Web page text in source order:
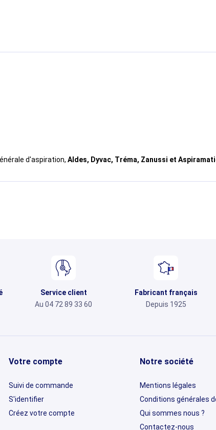
d'aspiration, Aldes, Dyvac, Tréma, Zanussi et
Service client
Au 04 72 89 33 60
Fabricant français
Depuis 1925
Votre compte
Suivi de commande
S'identifier
Créez votre compte
Notre société
Mentions légales
Conditions générales
Qui sommes nous ?
Contactez-nous